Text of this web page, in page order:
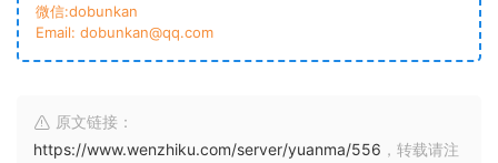
微信:dobunkan
Email: dobunkan@qq.com
原文链接：
https://www.wenzhiku.com/server/yuanma/556 ，转载请注